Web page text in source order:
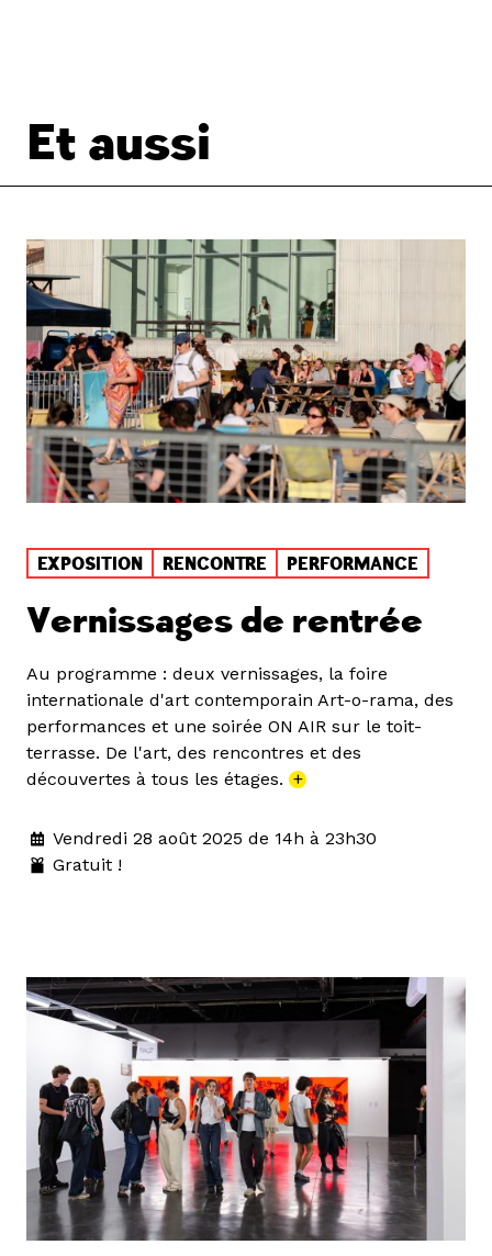
Et aussi
EXPOSITION RENCONTRE PERFORMANCE
Vernissages de rentrée
Au programme : deux vernissages, la foire
internationale d'art contemporain Art-o-rama, des
performances et une soirée ON AIR sur le toit-
terrasse. De l'art, des rencontres et des
découvertes à tous les étages. +
Vendredi 28 août 2025 de 14h à 23h30
Gratuit !